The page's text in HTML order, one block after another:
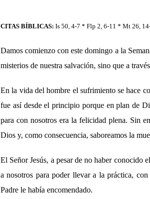
CITAS BÍBLICAS: Is 50, 4-7 * Flp 2, 6-11 * Mt 26,
Damos comienzo con este domingo a la
misterios de nuestra salvación, sino que a
En la vida del hombre el sufrimiento se hace
fue así desde el principio porque en plan de
para con nosotros era la felicidad plena. Sin
Dios y, como consecuencia, saboreamos la
El Señor Jesús, a pesar de no haber conocido
a nosotros para poder llevar a la práctica,
Padre le había encomendado.